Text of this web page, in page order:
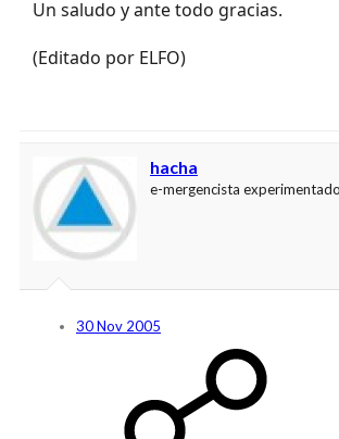
Un saludo y ante todo gracias.
(Editado por ELFO)
hacha
e-mergencista experimentado
30 Nov 2005